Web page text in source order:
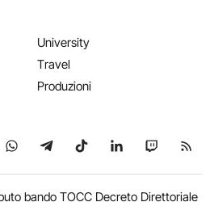
University
Travel
Produzioni
su YouTube
Seguici su WhatsApp
Seguici su Telegram
Seguici su TikTok
Seguici su
Seguici
bando TOCC Decreto Direttoriale